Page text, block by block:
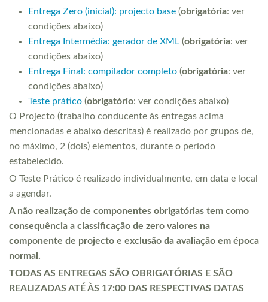
Entrega Zero (inicial): projecto base (obrigatória: ver
condições abaixo)
Entrega Intermédia: gerador de XML (obrigatória: ver
condições abaixo)
Entrega Final: compilador completo (obrigatória: ver
condições abaixo)
Teste prático (obrigatório: ver condições abaixo)
O Projecto (trabalho conducente às entregas acima
mencionadas e abaixo descritas) é realizado por grupos de,
no máximo, 2 (dois) elementos, durante o período
estabelecido.
O Teste Prático é realizado individualmente, em data e local
a agendar.
A não realização de componentes obrigatórias tem como
consequência a classificação de zero valores na
componente de projecto e exclusão da avaliação em época
normal.
TODAS AS ENTREGAS SÃO OBRIGATÓRIAS E SÃO
REALIZADAS ATÉ ÀS 17:00 DAS RESPECTIVAS DATAS